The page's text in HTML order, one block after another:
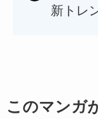
新トレ
このマンガ